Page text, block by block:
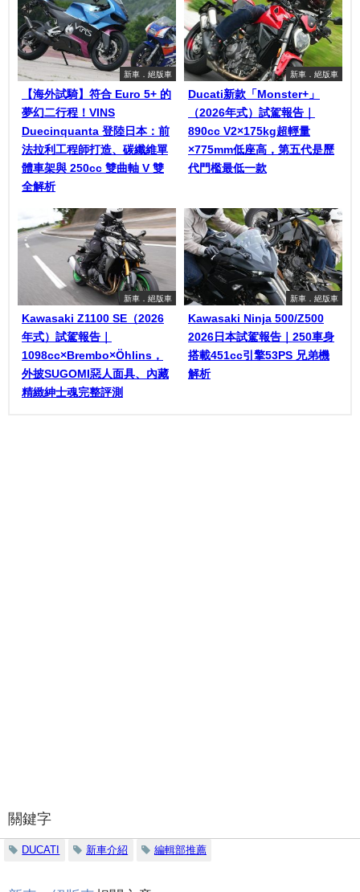
新車．絕版車
【海外試騎】符合 Euro 5+ 的
夢幻二行程！VINS
Duecinquanta 登陸日本：前
法拉利工程師打造、碳纖維單
體車架與 250cc 雙曲軸 V 雙
全解析
新車．絕版車
Ducati新款「Monster+」
（2026年式）試駕報告｜
890cc V2×175kg超輕量
×775mm低座高，第五代是歷
代門檻最低一款
新車．絕版車
Kawasaki Z1100 SE（2026
年式）試駕報告｜
1098cc×Brembo×Öhlins，
外披SUGOMI惡人面具、內藏
精緻紳士魂完整評測
新車．絕版車
Kawasaki Ninja 500/Z500
2026日本試駕報告｜250車身
搭載451cc引擎53PS 兄弟機
解析
關鍵字
DUCATI 新車介紹 編輯部推薦